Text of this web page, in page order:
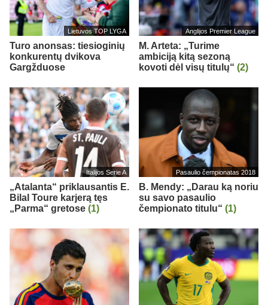
Lietuvos TOP LYGA
Turo anonsas: tiesioginių
konkurentų dvikova
Gargžduose
Anglijos Premier League
M. Arteta: „Turime
ambiciją kitą sezoną
kovoti dėl visų titulų“ (2)
Italijos Serie A
„Atalanta“ priklausantis E.
Bilal Toure karjerą tęs
„Parma“ gretose (1)
Pasaulio čempionatas 2018
B. Mendy: „Darau ką noriu
su savo pasaulio
čempionato titulu“ (1)